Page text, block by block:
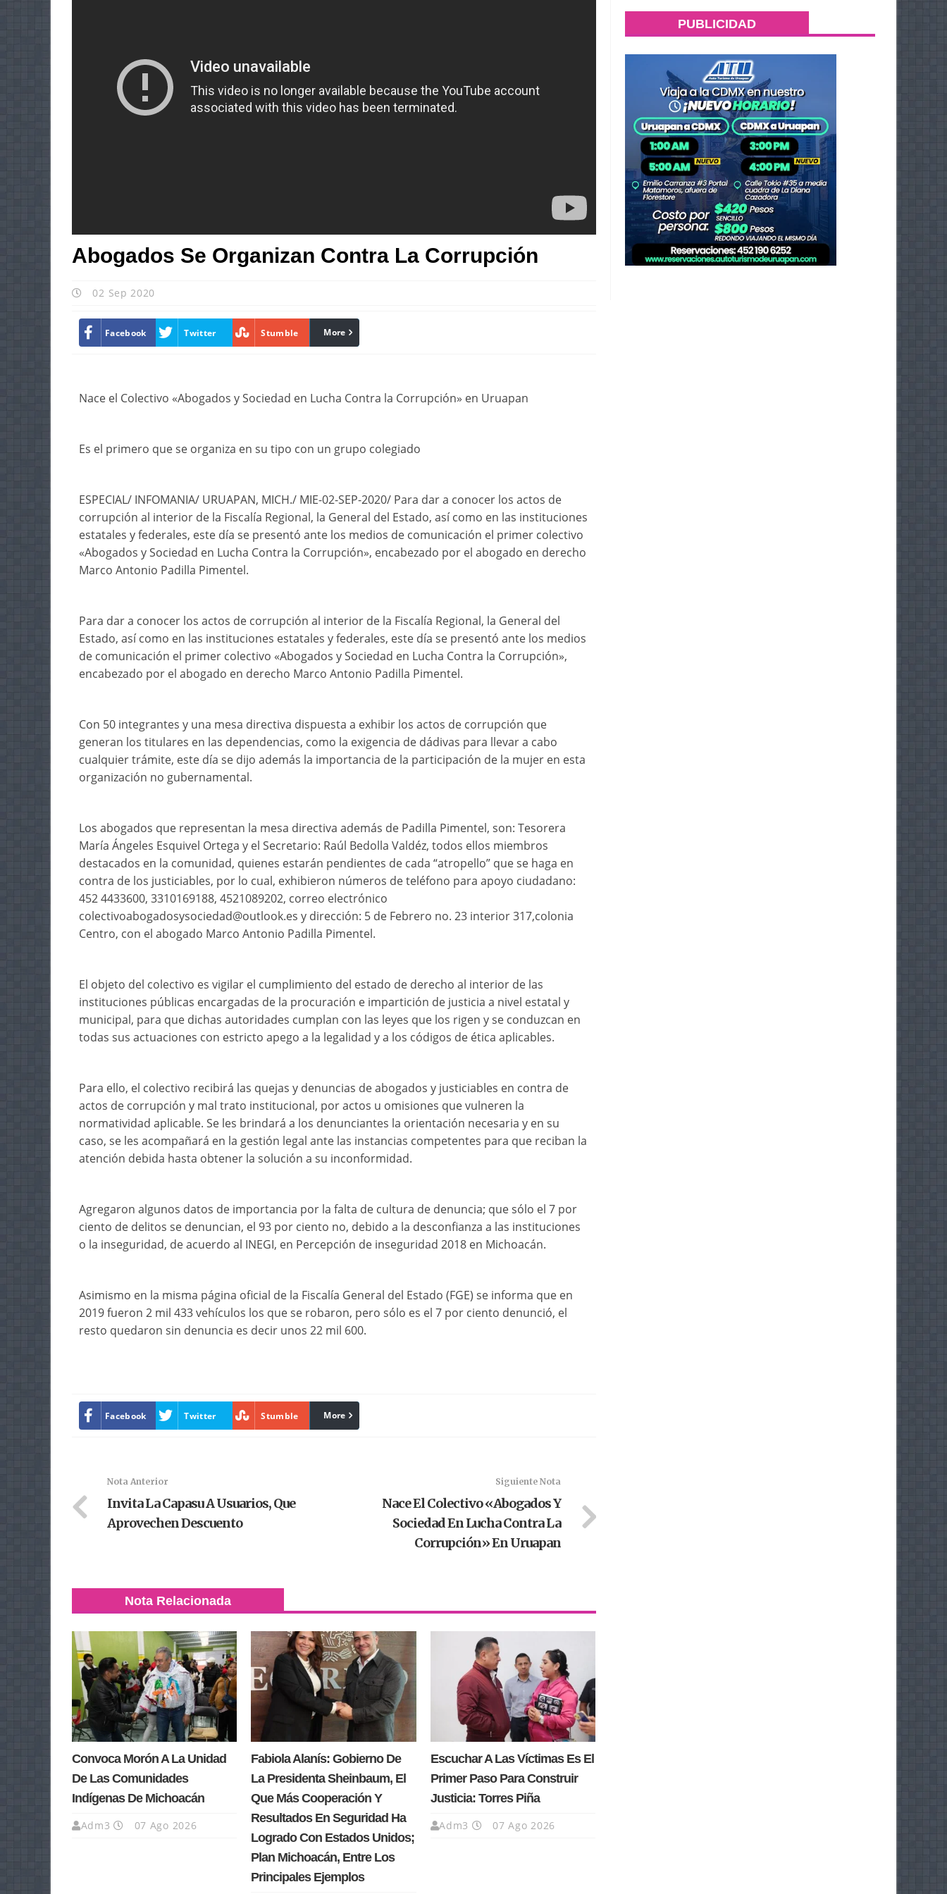
Abogados Se Organizan Contra La Corrupción
02 Sep 2020
Facebook Twitter Stumble linkedin
More
Nace el Colectivo «Abogados y Sociedad en Lucha Contra la Corrupción» en Uruapan
Es el primero que se organiza en su tipo con un grupo colegiado
ESPECIAL/ INFOMANIA/ URUAPAN, MICH./ MIE-02-SEP-2020/ Para dar a conocer los actos de
corrupción al interior de la Fiscalía Regional, la General del Estado, así como en las instituciones
estatales y federales, este día se presentó ante los medios de comunicación el primer colectivo
«Abogados y Sociedad en Lucha Contra la Corrupción», encabezado por el abogado en derecho
Marco Antonio Padilla Pimentel.
Para dar a conocer los actos de corrupción al interior de la Fiscalía Regional, la General del
Estado, así como en las instituciones estatales y federales, este día se presentó ante los medios
de comunicación el primer colectivo «Abogados y Sociedad en Lucha Contra la Corrupción»,
encabezado por el abogado en derecho Marco Antonio Padilla Pimentel.
Con 50 integrantes y una mesa directiva dispuesta a exhibir los actos de corrupción que
generan los titulares en las dependencias, como la exigencia de dádivas para llevar a cabo
cualquier trámite, este día se dijo además la importancia de la participación de la mujer en esta
organización no gubernamental.
Los abogados que representan la mesa directiva además de Padilla Pimentel, son: Tesorera
María Ángeles Esquivel Ortega y el Secretario: Raúl Bedolla Valdéz, todos ellos miembros
destacados en la comunidad, quienes estarán pendientes de cada “atropello” que se haga en
contra de los justiciables, por lo cual, exhibieron números de teléfono para apoyo ciudadano:
452 4433600, 3310169188, 4521089202, correo electrónico
colectivoabogadosysociedad@outlook.es y dirección: 5 de Febrero no. 23 interior 317,colonia
Centro, con el abogado Marco Antonio Padilla Pimentel.
El objeto del colectivo es vigilar el cumplimiento del estado de derecho al interior de las
instituciones públicas encargadas de la procuración e impartición de justicia a nivel estatal y
municipal, para que dichas autoridades cumplan con las leyes que los rigen y se conduzcan en
todas sus actuaciones con estricto apego a la legalidad y a los códigos de ética aplicables.
Para ello, el colectivo recibirá las quejas y denuncias de abogados y justiciables en contra de
actos de corrupción y mal trato institucional, por actos u omisiones que vulneren la
normatividad aplicable. Se les brindará a los denunciantes la orientación necesaria y en su
caso, se les acompañará en la gestión legal ante las instancias competentes para que reciban la
atención debida hasta obtener la solución a su inconformidad.
Agregaron algunos datos de importancia por la falta de cultura de denuncia; que sólo el 7 por
ciento de delitos se denuncian, el 93 por ciento no, debido a la desconfianza a las instituciones
o la inseguridad, de acuerdo al INEGI, en Percepción de inseguridad 2018 en Michoacán.
Asimismo en la misma página oficial de la Fiscalía General del Estado (FGE) se informa que en
2019 fueron 2 mil 433 vehículos los que se robaron, pero sólo es el 7 por ciento denunció, el
resto quedaron sin denuncia es decir unos 22 mil 600.
Facebook Twitter Stumble linkedin
More
Nota Anterior
Invita La Capasu A Usuarios, Que
Aprovechen Descuento
Siguiente Nota
Nace El Colectivo «Abogados Y
Sociedad En Lucha Contra La
Corrupción» En Uruapan
Nota Relacionada
Convoca Morón A La Unidad
De Las Comunidades
Indígenas De Michoacán
Adm3 07 Ago 2026
Fabiola Alanís: Gobierno De
La Presidenta Sheinbaum, El
Que Más Cooperación Y
Resultados En Seguridad Ha
Logrado Con Estados Unidos;
Plan Michoacán, Entre Los
Principales Ejemplos
Escuchar A Las Víctimas Es El
Primer Paso Para Construir
Justicia: Torres Piña
Adm3 07 Ago 2026
PUBLICIDAD